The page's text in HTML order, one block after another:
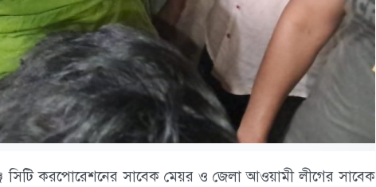
সিটি করপোরেশনের সাবেক মেয়র ও জেলা আওয়ামী লীগের সাবেক